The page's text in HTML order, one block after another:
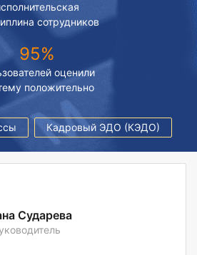
сотрудников
95%
оценили
положительно
Кадровый ЭДО (КЭДО)
Сударева